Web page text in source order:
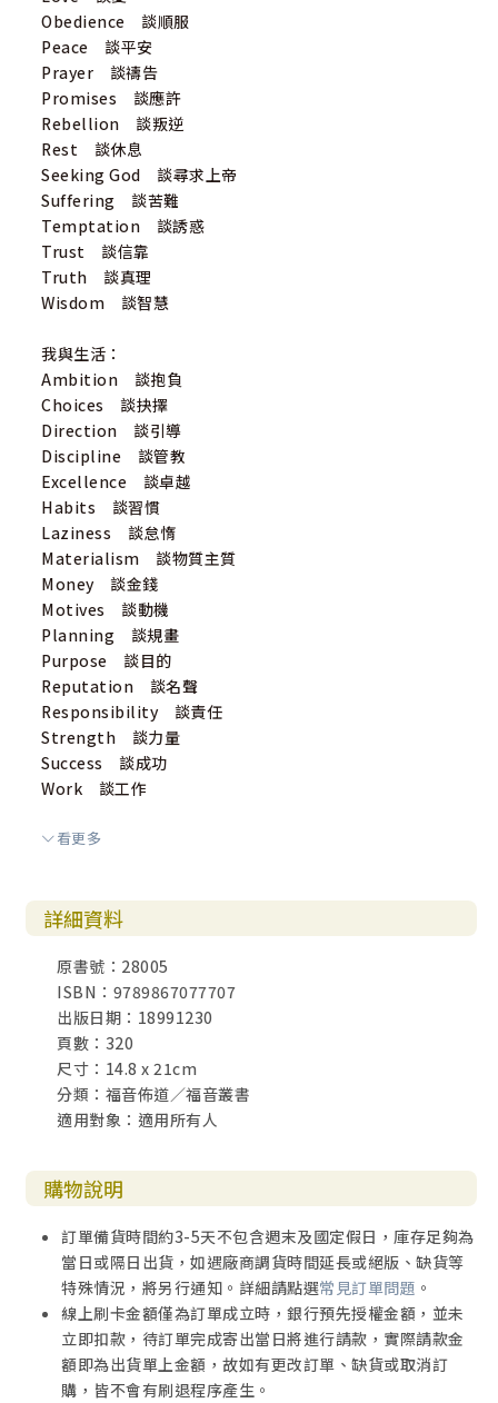
Obedience 談順服
Peace 談平安
Prayer 談禱告
Promises 談應許
Rebellion 談叛逆
Rest 談休息
Seeking God 談尋求上帝
Suffering 談苦難
Temptation 談誘惑
Trust 談信靠
Truth 談真理
Wisdom 談智慧
我與生活：
Ambition 談抱負
Choices 談抉擇
Direction 談引導
Discipline 談管教
Excellence 談卓越
Habits 談習慣
Laziness 談怠惰
Materialism 談物質主質
Money 談金錢
Motives 談動機
Planning 談規畫
Purpose 談目的
Reputation 談名聲
Responsibility 談責任
Strength 談力量
Success 談成功
Work 談工作
我與自己：
Confidence 談信心
Conscience 談良知
Contentment 談知足
Depression 談沮喪
Fear 談恐懼
Greed 談貪婪
Grief 談悲痛
Happiness 談快樂
Health 談健康
Lust 談貪慾
Patience 談耐性
Self-Image 談自我形象
Singleness 談獨身
Stress 談壓力
Tiredness 談倦怠
Weakness 談軟弱
Worry 談擔憂
看更多
詳細資料
原書號：28005
ISBN：9789867077707
出版日期：18991230
頁數：320
尺寸：14.8 x 21cm
分類：福音佈道／福音叢書
適用對象：適用所有人
購物說明
訂單備貨時間約3-5天不包含週末及國定假日，庫存足夠為
當日或隔日出貨，如遇廠商調貨時間延長或絕版、缺貨等
特殊情況，將另行通知。詳細請點選常見訂單問題 。
線上刷卡金額僅為訂單成立時，銀行預先授權金額，並未
立即扣款，待訂單完成寄出當日將進行請款，實際請款金
額即為出貨單上金額，故如有更改訂單、缺貨或取消訂
購，皆不會有刷退程序產生。